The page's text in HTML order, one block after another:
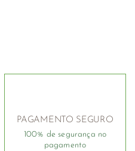
PAGAMENTO SEGURO
100% de segurança no
pagamento